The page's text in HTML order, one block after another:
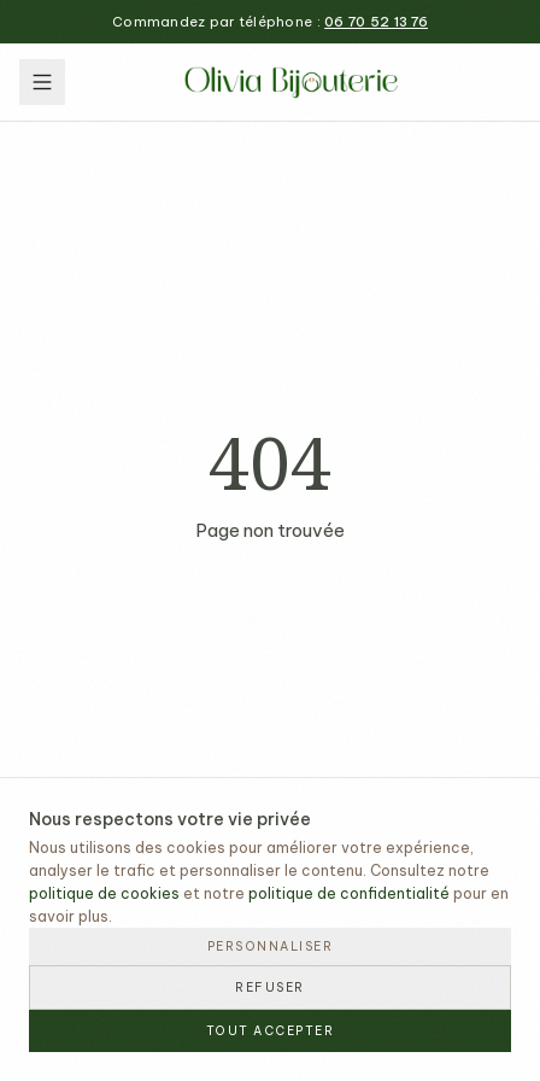
Commandez par téléphone :06 70 52 13 76
404
Page non trouvée
Nous respectons votre vie privée
Nous utilisons des cookies pour améliorer votre expérience,
analyser le trafic et personnaliser le contenu. Consultez notre
politique de cookies et notre politique de confidentialité pour en
savoir plus.
PERSONNALISER
REFUSER
TOUT ACCEPTER